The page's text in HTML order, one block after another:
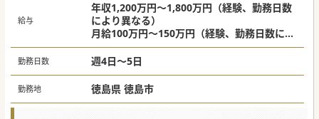
給与
年収1,200万円～1,800万円（経験、勤務日数
により異なる）
月給100万円～150万円（経験、勤務日数によ
り異なる）
勤務日数 週4日～5日
勤務地 徳島県 徳島市